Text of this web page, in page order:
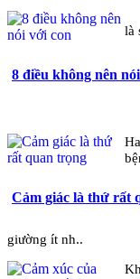
8 điều không nên
là
Cảm giác là thứ rất
giường ít nh..